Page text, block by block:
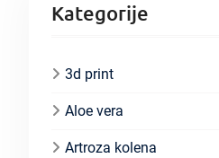
Kategorije
3d print
Aloe vera
Artroza kolena